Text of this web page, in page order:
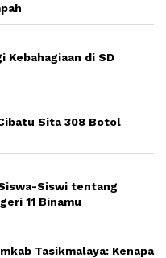
Kebahagiaan di SD
Sita 308 Botol
Siswi tentang
11 Binamu
Tasikmalaya: Kenapa